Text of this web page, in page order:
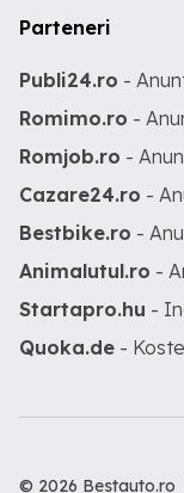
Parteneri
Publi24.ro -
Romimo.ro -
Romjob.ro -
Cazare24.ro -
Bestbike.ro -
Animalutul.ro -
Startapro.hu -
Quoka.de -
© 2026 Bestauto.ro